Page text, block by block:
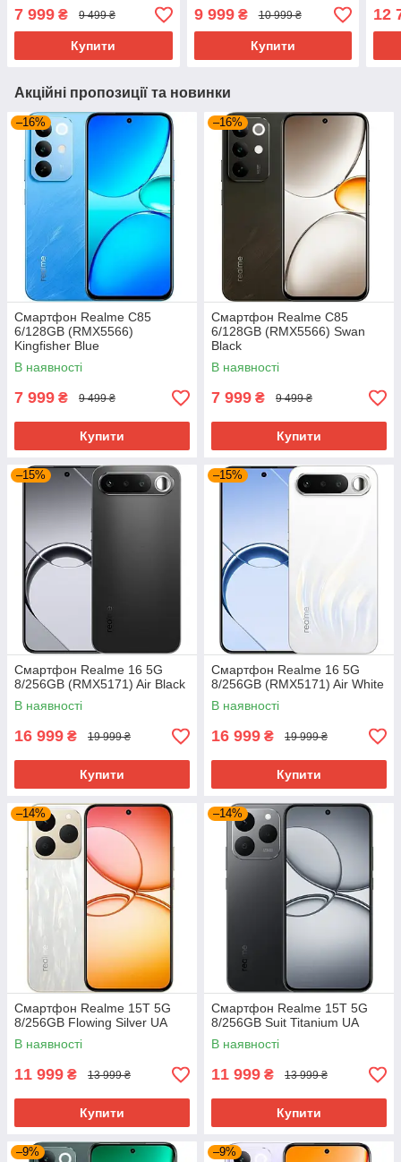
7 999 ₴ 9 499 ₴
Купити
9 999₴ 10 999 ₴
Купити
12
Акційні пропозиції та новинки
–16%
Смартфон Realme C85
6/128GB (RMX5566)
Kingfisher Blue
В наявності
7 999 ₴ 9 499 ₴
Купити
–16%
Смартфон Realme C85
6/128GB (RMX5566) Swan
Black
В наявності
7 999 ₴ 9 499 ₴
Купити
–15%
Смартфон Realme 16 5G
8/256GB (RMX5171) Air Black
В наявності
16 999 ₴ 19 999 ₴
Купити
–15%
Смартфон Realme 16 5G
8/256GB (RMX5171) Air White
В наявності
16 999 ₴ 19 999 ₴
Купити
–14%
Смартфон Realme 15T 5G
8/256GB Flowing Silver UA
В наявності
11 999 ₴ 13 999 ₴
Купити
–14%
Смартфон Realme 15T 5G
8/256GB Suit Titanium UA
В наявності
11 999 ₴ 13 999 ₴
Купити
–9% –9%